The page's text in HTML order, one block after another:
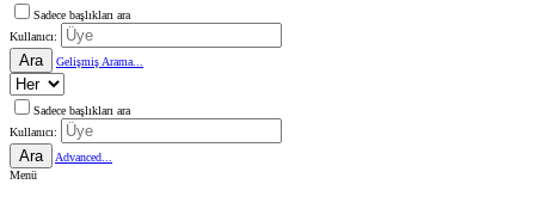
Sadece başlıkları ara
Kullanıcı:
Ara Gelişmiş Arama...
Sadece başlıkları ara
Kullanıcı:
Ara
Advanced...
Menü